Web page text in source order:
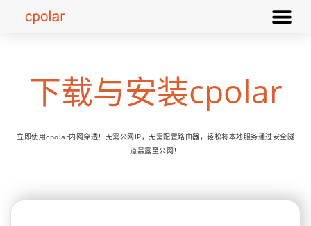
下载与安装cpolar
立即使用cpolar内网穿透！无需公网IP，无需配置路由器，轻松将本地服务通过安全隧
道暴露至公网！